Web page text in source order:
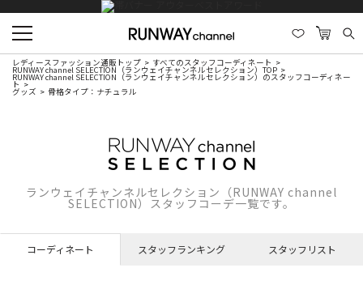
レディースファッション通販トップ すべてのスタッフコーディネート
RUNWAY channel SELECTION（ランウェイチャンネルセレクション）TOP
RUNWAY channel SELECTION（ランウェイチャンネルセレクション）のスタッフコーディネー
ト
グッズ 骨格タイプ：ナチュラル
ランウェイチャンネルセレクション（RUNWAY channel
SELECTION）スタッフコーデ一覧です。
コーディネート スタッフランキング スタッフリスト